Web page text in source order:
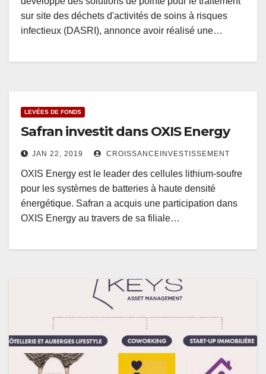
sur site des déchets d'activités de soins à risques
infectieux (DASRI), annonce avoir réalisé une…
LEVÉES DE FONDS
Safran investit dans OXIS Energy
JAN 22, 2019 CROISSANCEINVESTISSEMENT
OXIS Energy est le leader des cellules lithium-soufre
pour les systèmes de batteries à haute densité
énergétique. Safran a acquis une participation dans
OXIS Energy au travers de sa filiale…